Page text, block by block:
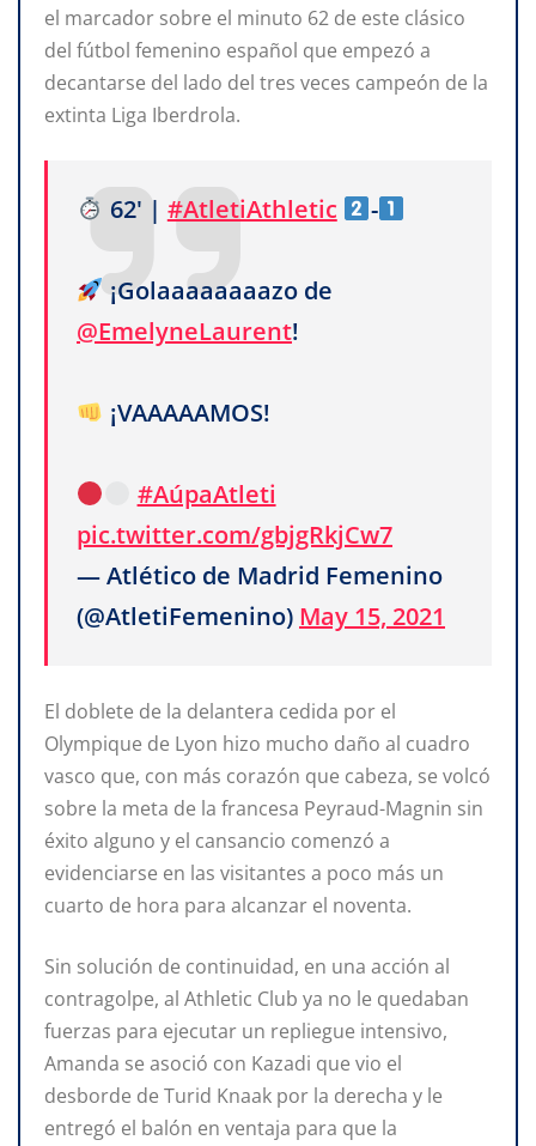
el marcador sobre el minuto 62 de este clásico
del fútbol femenino español que empezó a
decantarse del lado del tres veces campeón de la
extinta Liga Iberdrola.
62' | #AtletiAthletic -
¡Golaaaaaaaazo de
@EmelyneLaurent!
¡VAAAAAMOS!
#AúpaAtleti
pic.twitter.com/gbjgRkjCw7
— Atlético de Madrid Femenino
(@AtletiFemenino) May 15, 2021
El doblete de la delantera cedida por el
Olympique de Lyon hizo mucho daño al cuadro
vasco que, con más corazón que cabeza, se volcó
sobre la meta de la francesa Peyraud-Magnin sin
éxito alguno y el cansancio comenzó a
evidenciarse en las visitantes a poco más un
cuarto de hora para alcanzar el noventa.
Sin solución de continuidad, en una acción al
contragolpe, al Athletic Club ya no le quedaban
fuerzas para ejecutar un repliegue intensivo,
Amanda se asoció con Kazadi que vio el
desborde de Turid Knaak por la derecha y le
entregó el balón en ventaja para que la